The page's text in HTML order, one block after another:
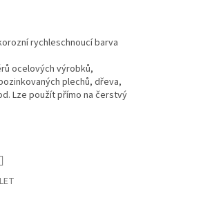
rychleschnoucí barva
ocelových výrobků,
plechů, dřeva,
Lze použít přímo na čerstvý